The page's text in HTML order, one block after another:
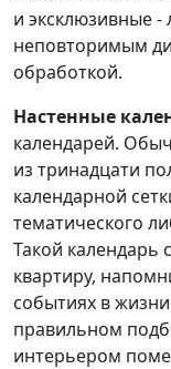
и эксклюзивные
неповторимым
обработкой.
Настенные
календарей.
из тринадцати
календарной
тематического
Такой календарь
квартиру,
событиях в
правильном
интерьером